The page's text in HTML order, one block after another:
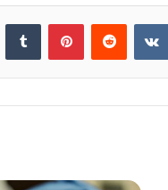
Tumblr PinterestReddit